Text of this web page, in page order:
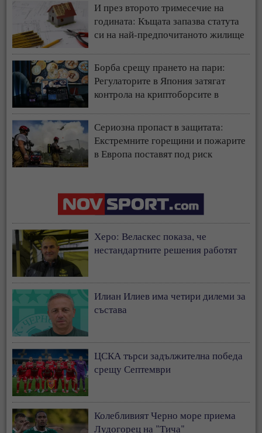
И през второто тримесечие на
годината: Къщата запазва статута
си на най-предпочитаното жилище
Борба срещу прането на пари:
Регулаторите в Япония затягат
контрола на криптоборсите в
Сериозна пропаст в защитата:
Екстремните горещини и пожарите
в Европа поставят под риск
Херо: Веласкес показа, че
нестандартните решения работят
Илиан Илиев има четири дилеми за
състава
ЦСКА търси задължителна победа
срещу Септември
Колебливият Черно море приема
Лудогорец на "Тича"